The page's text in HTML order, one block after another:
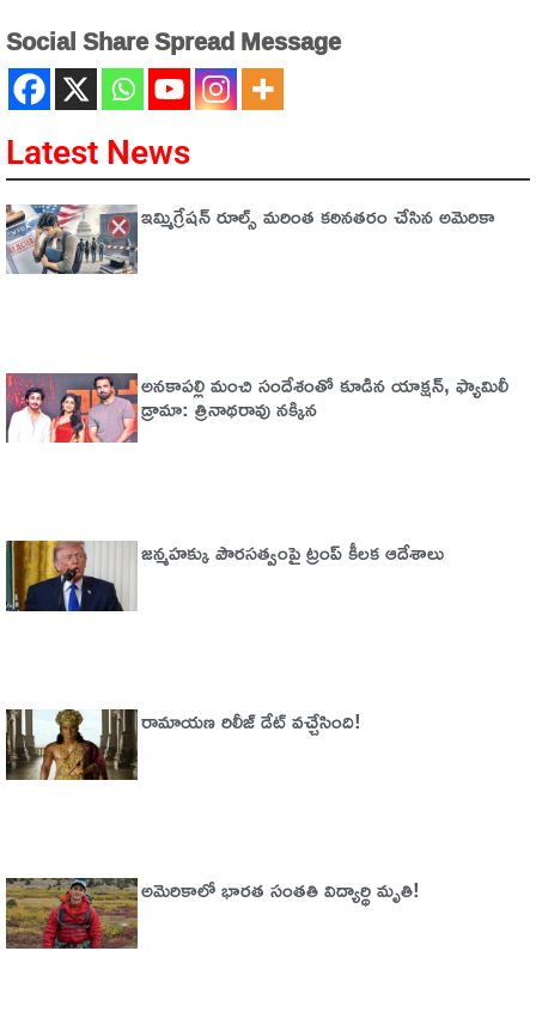
Social Share Spread Message
Latest News
ఇమ్మిగ్రేషన్‌ రూల్స్‌ మరింత కఠినతరం చేసిన అమెరికా
అనకాపల్లి మంచి సందేశంతో కూడిన యాక్షన్, ఫ్యామిలీ
డ్రామా: త్రినాథరావు నక్కిన
జన్మహక్కు పౌరసత్వంపై ట్రంప్ కీలక ఆదేశాలు
రామాయణ రిలీజ్ డేట్ వచ్చేసింది!
అమెరికాలో భార‌త సంత‌తి విద్యార్థి మృతి!